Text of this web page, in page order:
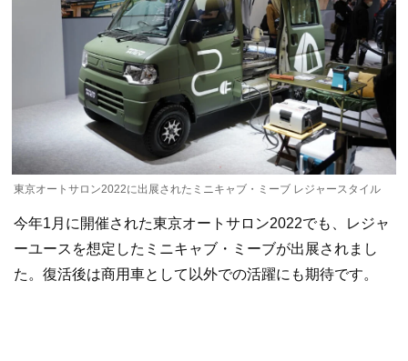
東京オートサロン2022に出展されたミニキャブ・ミーブ レジャースタイル
今年1月に開催された東京オートサロン2022でも、レジャ
ーユースを想定したミニキャブ・ミーブが出展されまし
た。復活後は商用車として以外での活躍にも期待です。